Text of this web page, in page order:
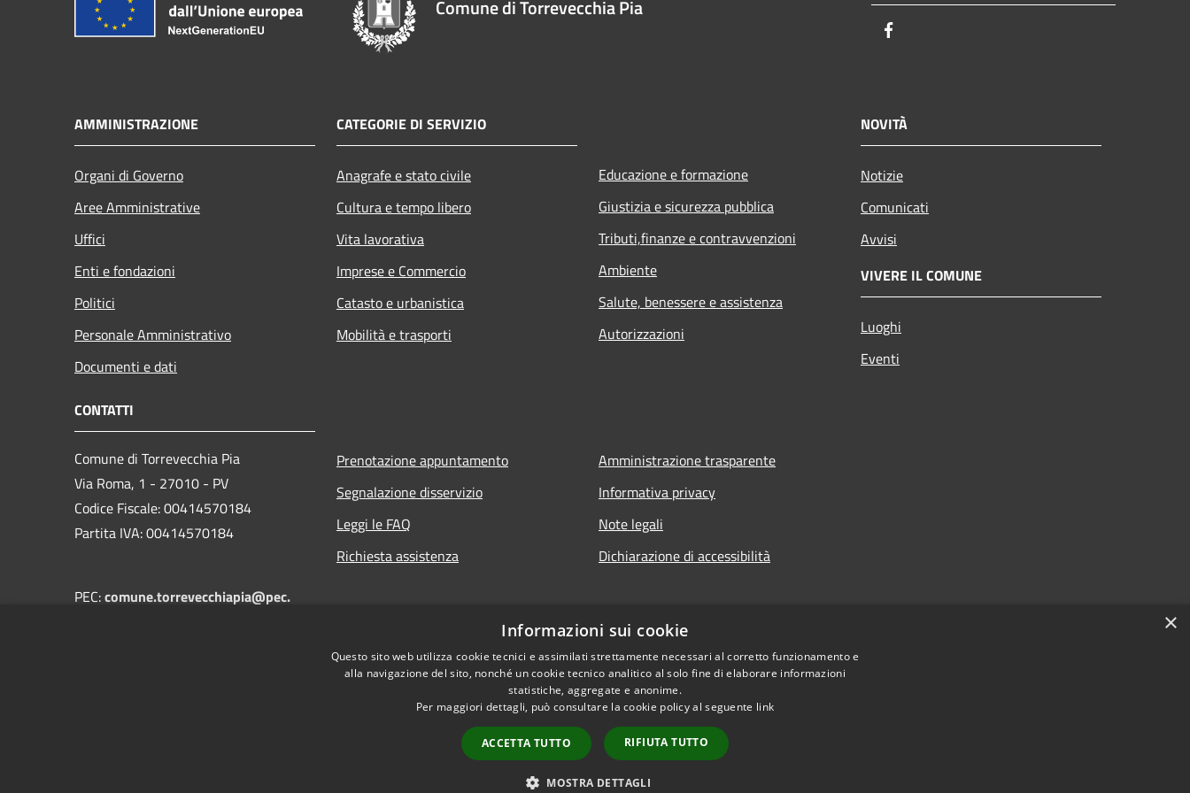
Comune di Torrevecchia Pia
AMMINISTRAZIONE
Organi di Governo
Aree Amministrative
Uffici
Enti e fondazioni
Politici
Personale Amministrativo
Documenti e dati
CATEGORIE DI SERVIZIO
Anagrafe e stato civile
Cultura e tempo libero
Vita lavorativa
Imprese e Commercio
Catasto e urbanistica
Mobilità e trasporti
Educazione e formazione
Giustizia e sicurezza pubblica
Tributi,finanze e contravvenzioni
Ambiente
Salute, benessere e assistenza
Autorizzazioni
NOVITÀ
Notizie
Comunicati
Avvisi
VIVERE IL COMUNE
Luoghi
Eventi
CONTATTI
Comune di Torrevecchia Pia
Via Roma, 1 - 27010 - PV
Codice Fiscale: 00414570184
Partita IVA: 00414570184
PEC:comune.torrevecchiapia@pec.
Prenotazione appuntamento
Segnalazione disservizio
Leggi le FAQ
Richiesta assistenza
Amministrazione trasparente
Informativa privacy
Note legali
Dichiarazione di accessibilità
Copyright © 2026 • Comune di Torrevecchia Pia • Powered by
×
Informazioni sui cookie
Questo sito web utilizza cookie tecnici e assimilati strettamente necessari al corretto funzionamento e
alla navigazione del sito, nonché un cookie tecnico analitico al solo fine di elaborare informazioni
statistiche, aggregate e anonime.
Per maggiori dettagli, può consultare la cookie policy al seguente link
ACCETTA TUTTO RIFIUTA TUTTO
MOSTRA DETTAGLI